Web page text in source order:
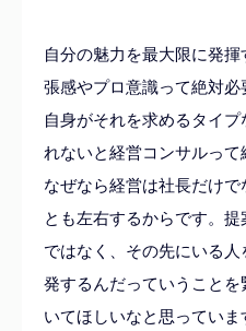
自分の魅力を最大限に発
張感やプロ意識って絶対
自身がそれを求めるタイ
れないと経営コンサルって
なぜなら経営は社長だけ
とも左右するからです。
ではなく、その先にいる
発するんだっていうこと
いてほしいなと思っていま